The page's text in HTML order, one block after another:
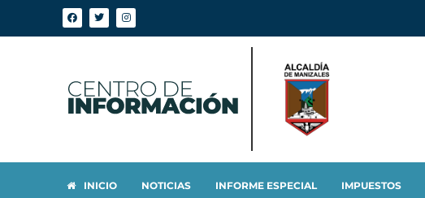
INICIO NOTICIAS INFORME ESPECIAL IMPUESTOS